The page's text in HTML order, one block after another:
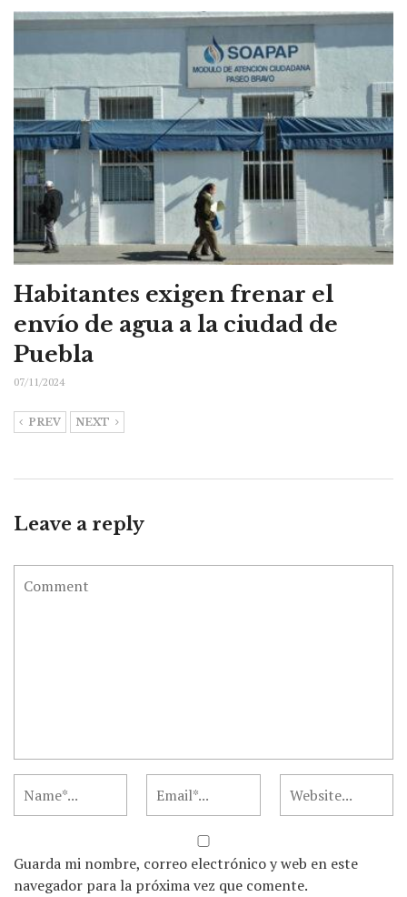
Habitantes exigen frenar el
envío de agua a la ciudad de
Puebla
07/11/2024
PREV NEXT
Leave a reply
Guarda mi nombre, correo electrónico y web en este
navegador para la próxima vez que comente.